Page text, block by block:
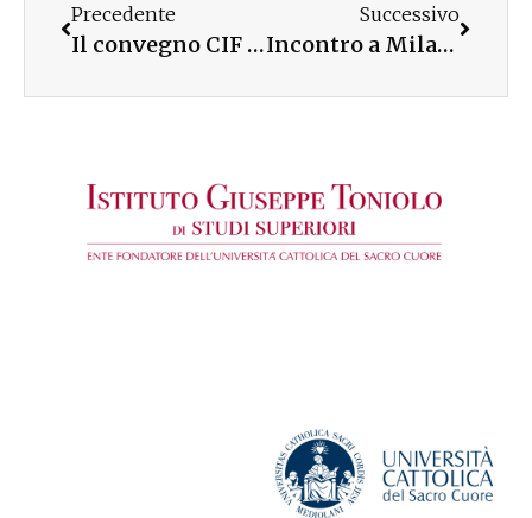
Precedente
Il convegno CIF a Palermo
Successivo
Incontro a Milano per approfondire la riforma costituzionale